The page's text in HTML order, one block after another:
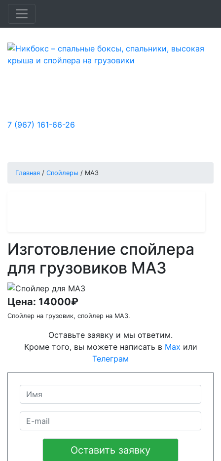
7 (967) 161-66-26
Главная / Спойлеры / МАЗ
Изготовление спойлера
для грузовиков МАЗ
Цена: 14000₽
Спойлер на грузовик, спойлер на МАЗ.
Оставьте заявку и мы ответим.
Кроме того, вы можете написать в Max или
Телеграм
Оставить заявку